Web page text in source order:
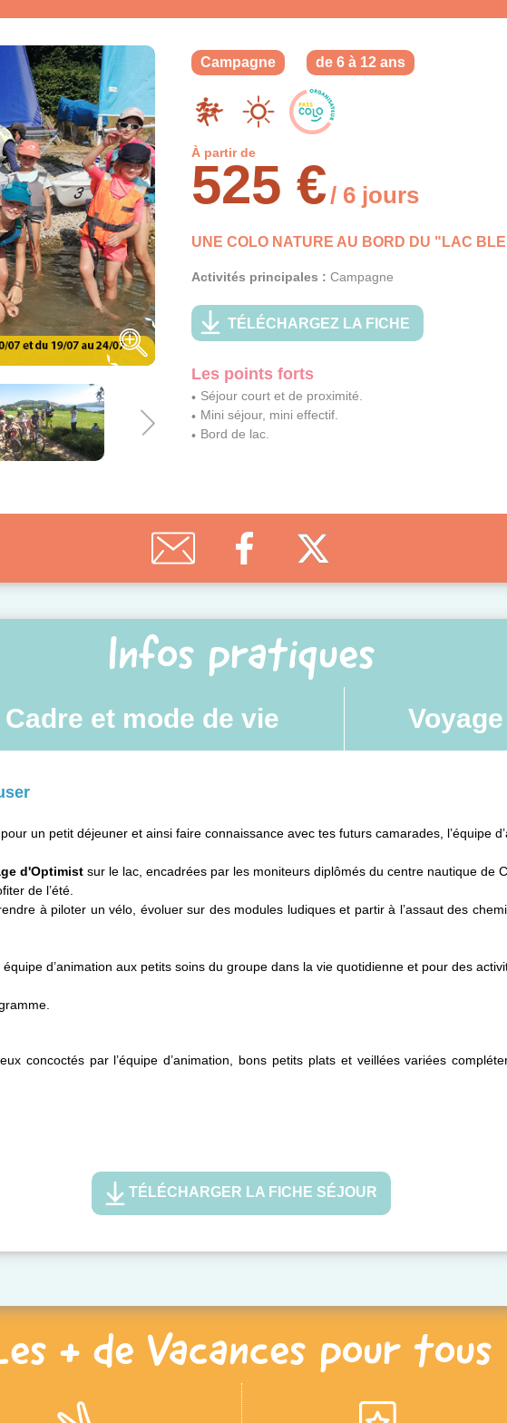
Campagne de 6 à 12 ans
À partir de
525 €/ 6 jours
UNE COLO NATURE AU BORD DU "LAC
Activités principales : Campagne
TÉLÉCHARGEZ LA FICHE
Les points forts
Séjour court et de proximité.
Mini séjour, mini effectif.
Bord de lac.
Infos pratiques
Cadre et mode de vie Voyage
un petit déjeuner et ainsi faire connaissance avec tes futurs camarades, l’équipe
d'Optimist sur le lac, encadrées par les moniteurs diplômés du centre nautique de
de l’été.
à piloter un vélo, évoluer sur des modules ludiques et partir à l’assaut des
d’animation aux petits soins du groupe dans la vie quotidienne et pour des
concoctés par l’équipe d’animation, bons petits plats et veillées variées
TÉLÉCHARGER LA FICHE SÉJOUR
+ de Vacances pour tous